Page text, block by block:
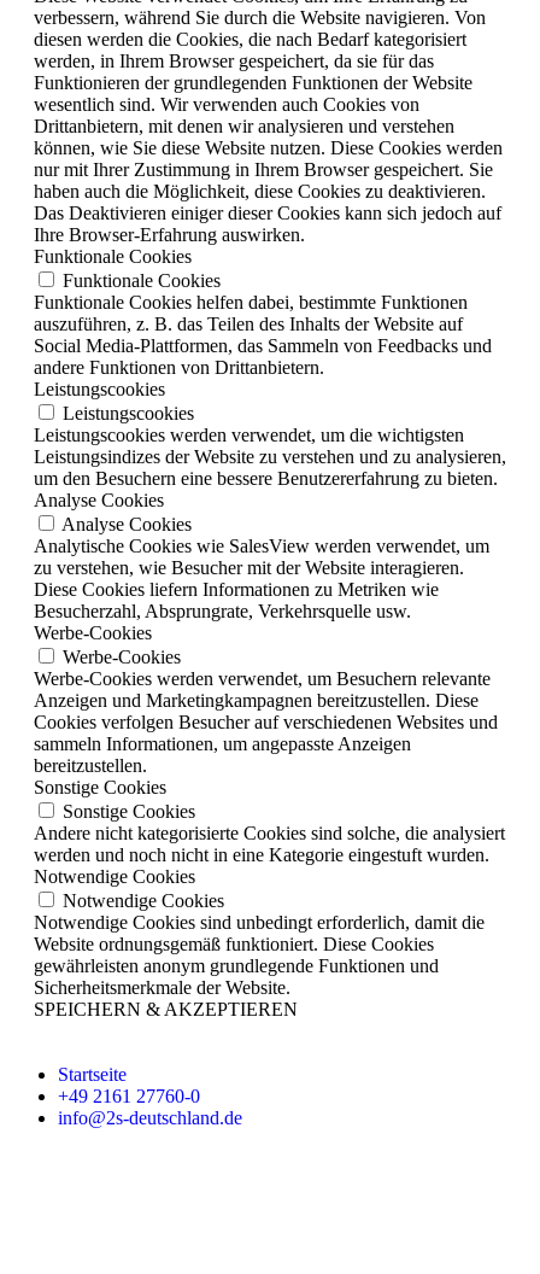
verbessern, während Sie durch die Website navigieren. Von
diesen werden die Cookies, die nach Bedarf kategorisiert
werden, in Ihrem Browser gespeichert, da sie für das
Funktionieren der grundlegenden Funktionen der Website
wesentlich sind. Wir verwenden auch Cookies von
Drittanbietern, mit denen wir analysieren und verstehen
können, wie Sie diese Website nutzen. Diese Cookies werden
nur mit Ihrer Zustimmung in Ihrem Browser gespeichert. Sie
haben auch die Möglichkeit, diese Cookies zu deaktivieren.
Das Deaktivieren einiger dieser Cookies kann sich jedoch auf
Ihre Browser-Erfahrung auswirken.
Funktionale Cookies
Funktionale Cookies
Funktionale Cookies helfen dabei, bestimmte Funktionen
auszuführen, z. B. das Teilen des Inhalts der Website auf
Social Media-Plattformen, das Sammeln von Feedbacks und
andere Funktionen von Drittanbietern.
Leistungscookies
Leistungscookies
Leistungscookies werden verwendet, um die wichtigsten
Leistungsindizes der Website zu verstehen und zu analysieren,
um den Besuchern eine bessere Benutzererfahrung zu bieten.
Analyse Cookies
Analyse Cookies
Analytische Cookies wie SalesView werden verwendet, um
zu verstehen, wie Besucher mit der Website interagieren.
Diese Cookies liefern Informationen zu Metriken wie
Besucherzahl, Absprungrate, Verkehrsquelle usw.
Werbe-Cookies
Werbe-Cookies
Werbe-Cookies werden verwendet, um Besuchern relevante
Anzeigen und Marketingkampagnen bereitzustellen. Diese
Cookies verfolgen Besucher auf verschiedenen Websites und
sammeln Informationen, um angepasste Anzeigen
bereitzustellen.
Sonstige Cookies
Sonstige Cookies
Andere nicht kategorisierte Cookies sind solche, die analysiert
werden und noch nicht in eine Kategorie eingestuft wurden.
Notwendige Cookies
Notwendige Cookies
Notwendige Cookies sind unbedingt erforderlich, damit die
Website ordnungsgemäß funktioniert. Diese Cookies
gewährleisten anonym grundlegende Funktionen und
Sicherheitsmerkmale der Website.
SPEICHERN & AKZEPTIEREN
Startseite
+49 2161 27760-0
info@2s-deutschland.de